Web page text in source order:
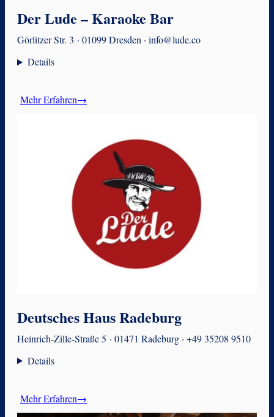
Der Lude – Karaoke Bar
Görlitzer Str. 3 · 01099 Dresden · info@lude.co
Details
Mehr Erfahren→
Deutsches Haus Radeburg
Heinrich-Zille-Straße 5 · 01471 Radeburg · +49 35208 9510
Details
Mehr Erfahren→